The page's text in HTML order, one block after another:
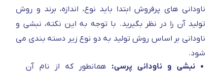
ناودانی های پرفروش ابتدا باید نوع، اندازه، برند و روش
تولید آن را در نظر بگیرید. با توجه به این نکته، نبشی و
ناودانی بر اساس روش تولید به دو نوع زیر دسته بندی می
شود.
نبشی و ناودانی پرسی: همانطور که از نام آن